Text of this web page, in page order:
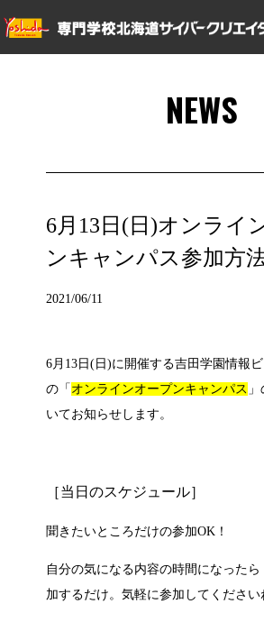
NEWS
6月13日(日)オンライ
ンキャンパス参加方
2021/06/11
6月13日(日)に開催する吉田学園情報
の「 オンラインオープンキャンパス
いてお知らせします。
［当日のスケジュール］
聞きたいところだけの参加OK！
自分の気になる内容の時間になったら
加するだけ。気軽に参加してください